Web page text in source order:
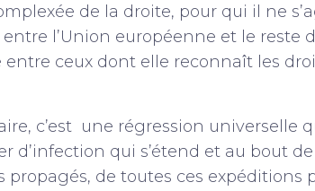
de la droite, pour qui il ne
l’Union européenne et le reste
ceux dont elle reconnaît les
c’est une régression universelle
d’infection qui s’étend et au bout
propagés, de toutes ces expéditions